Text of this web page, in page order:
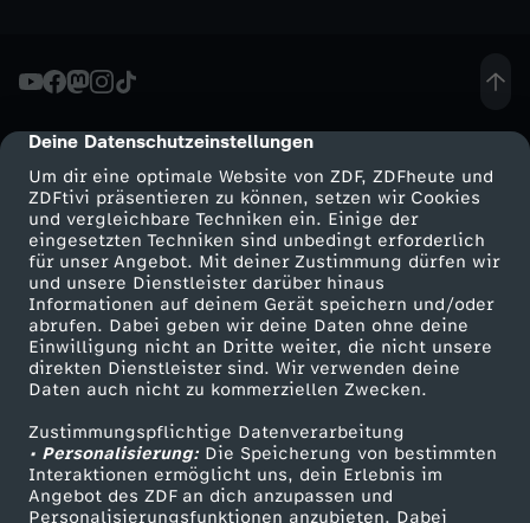
cmp-dialog-description
Deine Datenschutzeinstellungen
Um dir eine optimale Website von ZDF, ZDFheute und
ZDFtivi präsentieren zu können, setzen wir Cookies
und vergleichbare Techniken ein. Einige der
eingesetzten Techniken sind unbedingt erforderlich
für unser Angebot. Mit deiner Zustimmung dürfen wir
und unsere Dienstleister darüber hinaus
Informationen auf deinem Gerät speichern und/oder
abrufen. Dabei geben wir deine Daten ohne deine
Einwilligung nicht an Dritte weiter, die nicht unsere
direkten Dienstleister sind. Wir verwenden deine
Daten auch nicht zu kommerziellen Zwecken.
Zustimmungspflichtige Datenverarbeitung
• Personalisierung:Die Speicherung von bestimmten
Interaktionen ermöglicht uns, dein Erlebnis im
Angebot des ZDF an dich anzupassen und
Personalisierungsfunktionen anzubieten. Dabei
Mehr ZDF
ZDF-Apps
Smart TV
ZDFtext
Livestreams
Sendungen A-Z
TV-Programm
Service
ZDFmitreden
Kontakt zum ZDF
Tickets
Zuschauerservice
Hilfe